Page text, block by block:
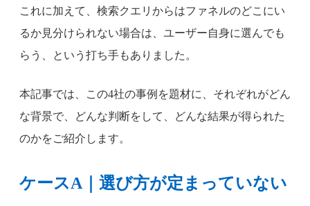
これに加えて、検索クエリからはファネルのどこにい
るか見分けられない場合は、ユーザー自身に選んでも
らう、という打ち手もありました。
本記事では、この4社の事例を題材に、それぞれがどん
な背景で、どんな判断をして、どんな結果が得られた
のかをご紹介します。
ケースA｜選び方が定まっていない